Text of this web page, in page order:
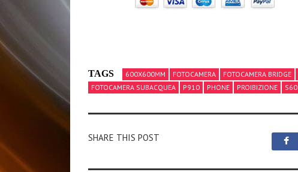
TAGS 600X600MM FOTOCAMERA FOTOCAMERA BRIDGE
FOTOCAMERA SUBACQUEA
P910 PHONE PROIBIZIONE S60
SHARE THIS POST